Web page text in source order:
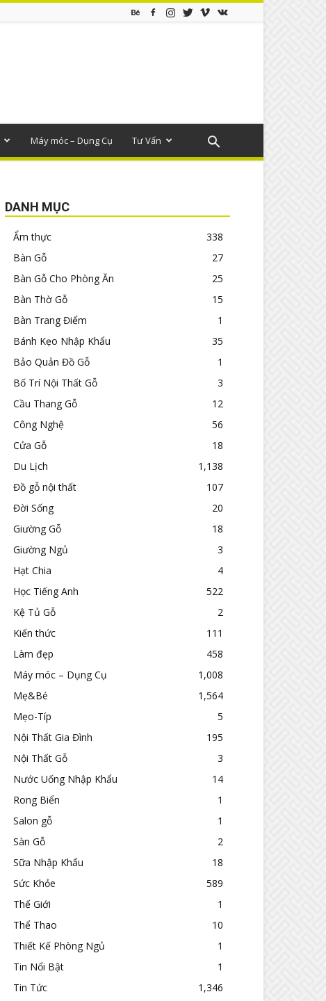
Máy móc – Dụng Cụ Tư Vấn
DANH MỤC
Ẩm thực
338
Bàn Gỗ
27
Bàn Gỗ Cho Phòng Ăn
25
Bàn Thờ Gỗ
15
Bàn Trang Điểm
1
Bánh Kẹo Nhập Khẩu
35
Bảo Quản Đồ Gỗ
1
Bố Trí Nội Thất Gỗ
3
Cầu Thang Gỗ
12
Công Nghệ
56
Cửa Gỗ
18
Du Lịch
1,138
Đồ gỗ nội thất
107
Đời Sống
20
Giường Gỗ
18
Giường Ngủ
3
Hạt Chia
4
Học Tiếng Anh
522
Kệ Tủ Gỗ
2
Kiến thức
111
Làm đẹp
458
Máy móc – Dụng Cụ
1,008
Mẹ&Bé
1,564
Mẹo-Típ
5
Nội Thất Gia Đình
195
Nội Thất Gỗ
3
Nước Uống Nhập Khẩu
14
Rong Biển
1
Salon gỗ
1
Sàn Gỗ
2
Sữa Nhập Khẩu
18
Sức Khỏe
589
Thế Giới
1
Thể Thao
10
Thiết Kế Phòng Ngủ
1
Tin Nổi Bật
1
Tin Tức
1,346